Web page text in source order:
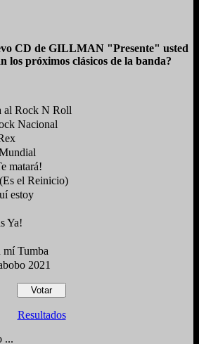
CD de GILLMAN "Presente" usted
los próximos clásicos de la banda?
al Rock N Roll
Nacional
matará!
el Reinicio)
estoy
Ya!
mí Tumba
2021
Resultados
...